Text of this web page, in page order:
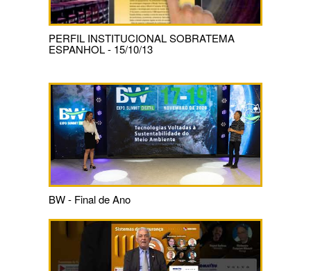
PERFIL INSTITUCIONAL SOBRATEMA
ESPANHOL - 15/10/13
BW - Final de Ano